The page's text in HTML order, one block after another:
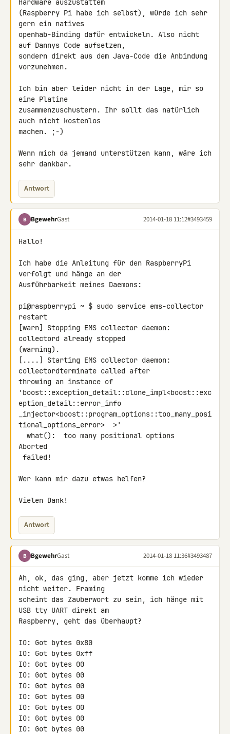
Hardware auszustattem
(Raspberry Pi habe ich selbst), würde ich sehr
gern ein natives
openhab-Binding dafür entwickeln. Also nicht
auf Dannys Code aufsetzen,
sondern direkt aus dem Java-Code die Anbindung
vorzunehmen.
Ich bin aber leider nicht in der Lage, mir so
eine Platine
zusammenzuschustern. Ihr sollt das natürlich
auch nicht kostenlos
machen. ;-)
Wenn mich da jemand unterstützen kann, wäre ich
sehr dankbar.
Antwort
B BgewehrGast 2014-01-18 11:12#3493459
Hallo!
Ich habe die Anleitung für den RaspberryPi
verfolgt und hänge an der
Ausführbarkeit meines Daemons:
pi@raspberrypi ~ $ sudo service ems-collector
restart
[warn] Stopping EMS collector daemon:
collectord already stopped
(warning).
[....] Starting EMS collector daemon:
collectordterminate called after
throwing an instance of
'boost::exception_detail::clone_impl<boost::exc
eption_detail::error_info
_injector<boost::program_options::too_many_posi
tional_options_error>  >'
Aborted
Wer kann mir dazu etwas helfen?
Vielen Dank!
Antwort
B BgewehrGast 2014-01-18 11:36#3493487
Ah, ok, das ging, aber jetzt komme ich wieder
nicht weiter. Framing
scheint das Zauberwort zu sein, ich hänge mit
USB tty UART direkt am
Raspberry, geht das überhaupt?
IO: Got bytes 0x80
IO: Got bytes 0xff
IO: Got bytes 00
IO: Got bytes 00
IO: Got bytes 00
IO: Got bytes 00
IO: Got bytes 00
IO: Got bytes 00
IO: Got bytes 00